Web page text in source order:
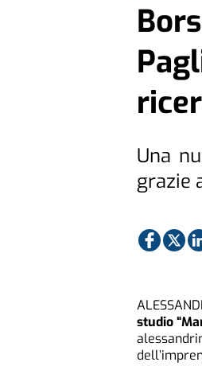
Una
grazie
studio